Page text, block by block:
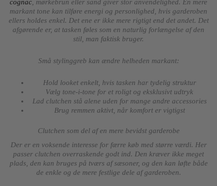
cognac , mørkebrun eller sand giver stor anvendelighed. En mere
markant tone kan tilføre energi og personlighed, hvis garderoben
ellers holdes enkel. Det ene er ikke mere rigtigt end det andet. Det
afgørende er, at tasken føles som en naturlig forlængelse af den
stil, man faktisk bruger.
Små stylinggreb kan ændre helheden markant:
Hold looket enkelt, hvis tasken har tydelig struktur
Vælg tone-i-tone for et roligt og eksklusivt udtryk
Lad clutchen stå alene uden for mange andre accessories
Brug remmen aktivt, når komfort er vigtigst
Clutchen som del af en mere bevidst garderobe
Der er en voksende interesse for færre køb med større værdi. Her
passer clutchen overraskende godt ind. Den kræver ikke meget
plads, den kan bruges på tværs af sæsoner, og den kan løfte både
de enkle og de mere festlige dele af garderoben.